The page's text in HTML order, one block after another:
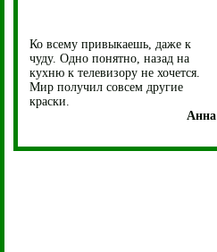
Ко всему привыкаешь, даже к
чуду. Одно понятно, назад на
кухню к телевизору не хочется.
Мир получил совсем другие
краски.
Анна